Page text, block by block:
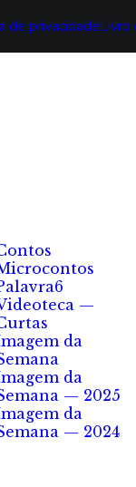
de privacidadeLivro
—
da
da
— 2025
da
— 2024